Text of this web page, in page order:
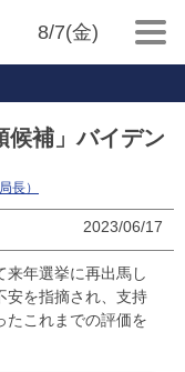
8/7(金)
候補」バイデン
長）
2023/06/17
来年選挙に再出馬し
安を指摘され、支持
たこれまでの評価を